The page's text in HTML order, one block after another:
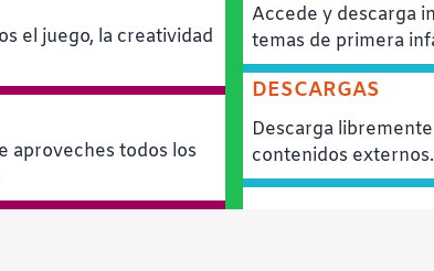
el juego, la creatividad
aproveches todos los
Accede y descarga
temas de primera
DESCARGAS
Descarga
contenidos externos.